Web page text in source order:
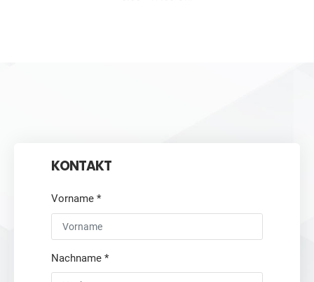
KONTAKT
Vorname *
Nachname *